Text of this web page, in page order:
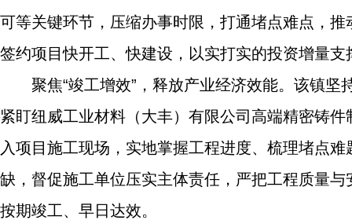
可等关键环节，压缩办事时限，打通堵点难点，
签约项目快开工、快建设，以实打实的投资增量支
聚焦“竣工增效”，释放产业经济效能。该镇
紧盯纽威工业材料（大丰）有限公司高端精密铸
入项目施工现场，实地掌握工程进度、梳理堵点
缺，督促施工单位压实主体责任，严把工程质量
按期竣工、早日达效。